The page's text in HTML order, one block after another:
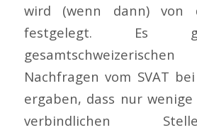
wird (wenn dann) von
festgelegt. Es
Nachfragen vom SVAT
ergaben, dass nur
verbindlichen